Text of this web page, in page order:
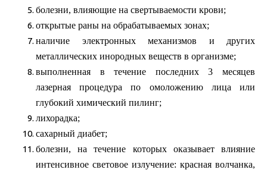
болезни, влияющие на свертываемости крови;
открытые раны на обрабатываемых зонах;
наличие электронных механизмов и других
металлических инородных веществ в организме;
выполненная в течение последних 3 месяцев
лазерная процедура по омоложению лица или
глубокий химический пилинг;
лихорадка;
сахарный диабет;
болезни, на течение которых оказывает влияние
интенсивное световое излучение: красная волчанка,